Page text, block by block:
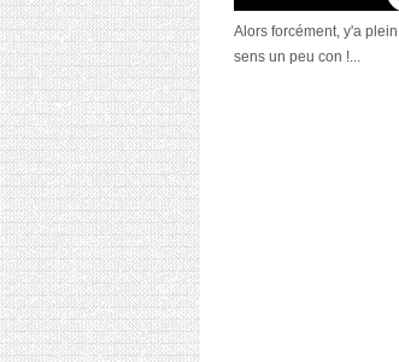
Alors forcément, y'a
sens un peu con !...